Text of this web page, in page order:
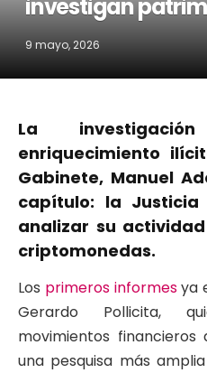
investigan
9 mayo, 2026
La
enriquecimiento
Gabinete, Manuel
capítulo: la
analizar su
criptomonedas.
Los primeros informesya
Gerardo Pollicita,
movimientos
una pesquisa más